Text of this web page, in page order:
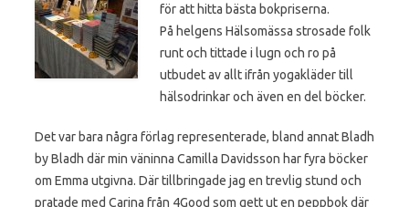
för att hitta bästa bokpriserna.
På helgens Hälsomässa strosade folk
runt och tittade i lugn och ro på
utbudet av allt ifrån yogakläder till
hälsodrinkar och även en del böcker.
Det var bara några förlag representerade, bland annat Bladh
by Bladh där min väninna Camilla Davidsson har fyra böcker
om Emma utgivna. Där tillbringade jag en trevlig stund och
pratade med Carina från 4Good som gett ut en peppbok där